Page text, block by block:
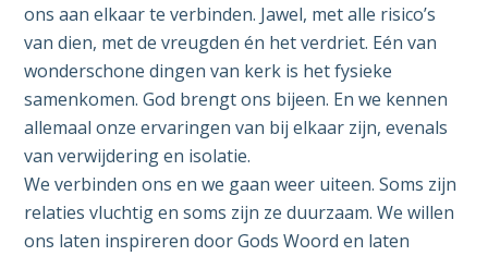
ons aan elkaar te verbinden. Jawel, met alle risico’s
van dien, met de vreugden én het verdriet. Eén van
wonderschone dingen van kerk is het fysieke
samenkomen. God brengt ons bijeen. En we kennen
allemaal onze ervaringen van bij elkaar zijn, evenals
van verwijdering en isolatie.
We verbinden ons en we gaan weer uiteen. Soms zijn
relaties vluchtig en soms zijn ze duurzaam. We willen
ons laten inspireren door Gods Woord en laten